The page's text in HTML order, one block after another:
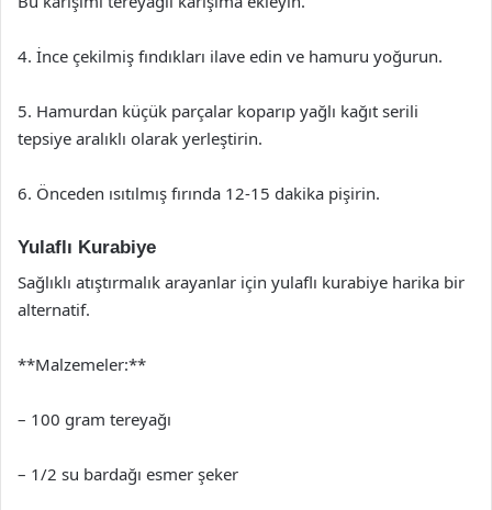
4. İnce çekilmiş fındıkları ilave edin ve hamuru yoğurun.
5. Hamurdan küçük parçalar koparıp yağlı kağıt serili
tepsiye aralıklı olarak yerleştirin.
6. Önceden ısıtılmış fırında 12-15 dakika pişirin.
Yulaflı Kurabiye
Sağlıklı atıştırmalık arayanlar için yulaflı kurabiye harika bir
alternatif.
**Malzemeler:**
– 100 gram tereyağı
– 1/2 su bardağı esmer şeker